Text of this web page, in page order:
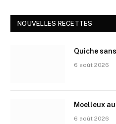
NOUVELLES RECETTES
Quiche
6 août 2026
Moelleux
6 août 2026